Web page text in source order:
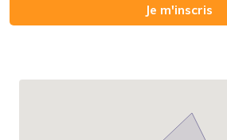
Je m'inscris